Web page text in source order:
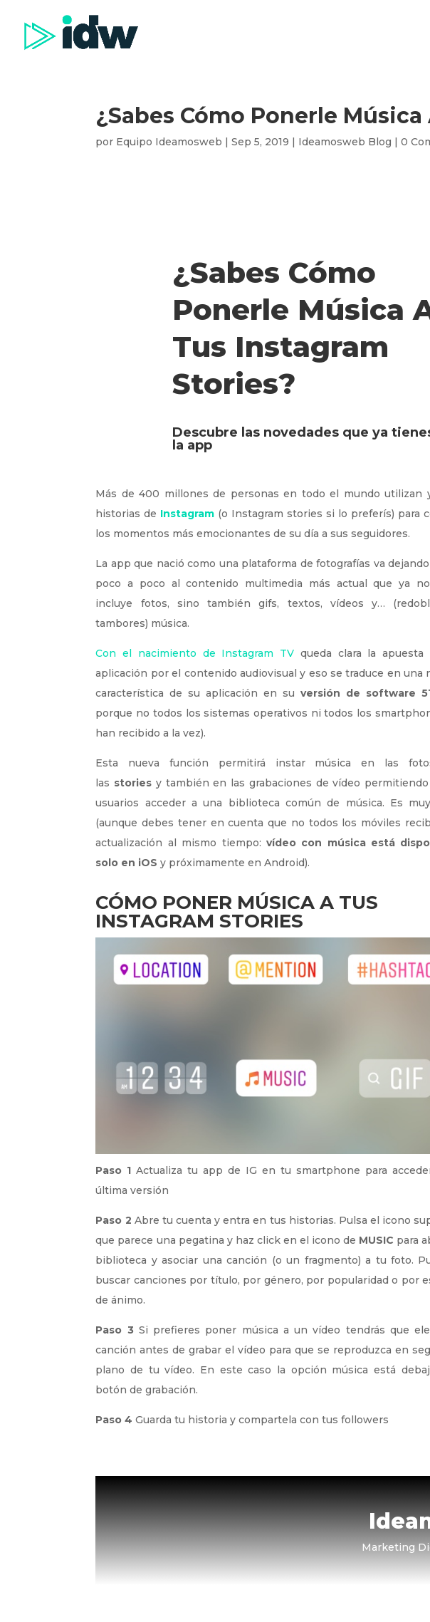
¿Sabes Cómo Ponerle
por Equipo Ideamosweb |Sep 5, 2019 | Ideamosweb Blog |0
¿Sabes Cómo
Ponerle Música
Tus Instagram
Stories?
Descubre las novedades que ya
la app
Más de 400 millones de personas en todo el mundo utilizan
historias de Instagram (o Instagram stories si lo preferís) para
los momentos más emocionantes de su día a sus seguidores.
La app que nació como una plataforma de fotografías va
poco a poco al contenido multimedia más actual que ya
incluye fotos, sino también gifs, textos, vídeos y…
tambores) música.
Con el nacimiento de Instagram TV queda clara la apuesta
aplicación por el contenido audiovisual y eso se traduce en una
característica de su aplicación en su versión de software
porque no todos los sistemas operativos ni todos los
han recibido a la vez).
Esta nueva función permitirá instar música en las
las stories y también en las grabaciones de vídeo
usuarios acceder a una biblioteca común de música. Es
(aunque debes tener en cuenta que no todos los móviles
actualización al mismo tiempo: vídeo con música está
solo en iOS y próximamente en Android).
CÓMO PONER MÚSICA A TUS
INSTAGRAM STORIES
Paso 1 Actualiza tu app de IG en tu smartphone para
última versión
Paso 2 Abre tu cuenta y entra en tus historias. Pulsa el icono
que parece una pegatina y haz click en el icono de MUSIC para
biblioteca y asociar una canción (o un fragmento) a tu foto.
buscar canciones por título, por género, por popularidad o por
de ánimo.
Paso 3 Si prefieres poner música a un vídeo tendrás que
canción antes de grabar el vídeo para que se reproduzca en
plano de tu vídeo. En este caso la opción música está
botón de grabación.
Paso 4 Guarda tu historia y compartela con tus followers
Marketing